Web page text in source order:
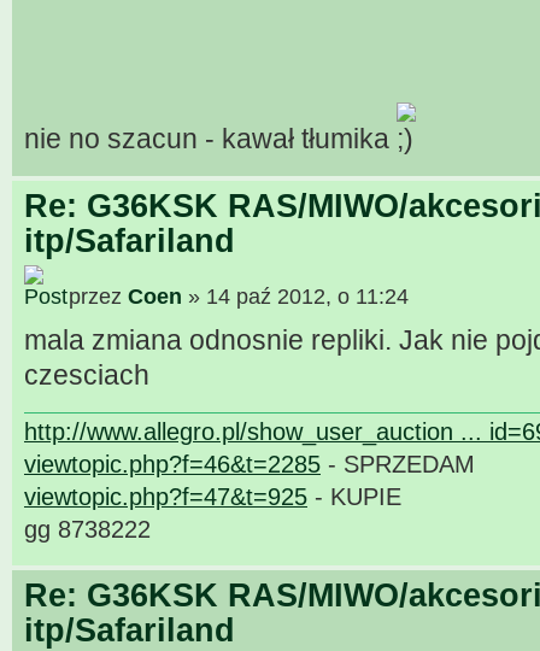
nie no szacun - kawał tłumika
Re: G36KSK RAS/MIWO/
itp/Safariland
przez Coen » 14 paź 2012, o 11:24
mala zmiana odnosnie repliki. Jak nie
czesciach
http://www.allegro.pl/show_user_auction ...
viewtopic.php?f=46&t=2285 - SPRZEDAM
viewtopic.php?f=47&t=925 - KUPIE
gg 8738222
Re: G36KSK RAS/MIWO/
itp/Safariland